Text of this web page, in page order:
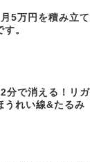
5万円を積み立て
。
2分で消える！リガ
うれい線&たるみ